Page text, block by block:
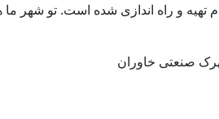
و راه اندازی شده است. تو شهر ما
صنعتی خاوران